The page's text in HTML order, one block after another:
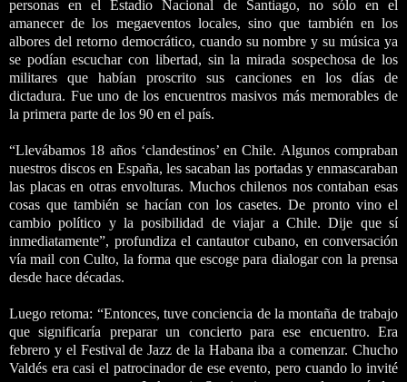
personas en el Estadio Nacional de Santiago, no sólo en el
amanecer de los megaeventos locales, sino que también en los
albores del retorno democrático, cuando su nombre y su música ya
se podían escuchar con libertad, sin la mirada sospechosa de los
militares que habían proscrito sus canciones en los días de
dictadura. Fue uno de los encuentros masivos más memorables de
la primera parte de los 90 en el país.
“Llevábamos 18 años ‘clandestinos’ en Chile. Algunos compraban
nuestros discos en España, les sacaban las portadas y enmascaraban
las placas en otras envolturas. Muchos chilenos nos contaban esas
cosas que también se hacían con los casetes. De pronto vino el
cambio político y la posibilidad de viajar a Chile. Dije que sí
inmediatamente”, profundiza el cantautor cubano, en conversación
vía mail con Culto, la forma que escoge para dialogar con la prensa
desde hace décadas.
Luego retoma: “Entonces, tuve conciencia de la montaña de trabajo
que significaría preparar un concierto para ese encuentro. Era
febrero y el Festival de Jazz de la Habana iba a comenzar. Chucho
Valdés era casi el patrocinador de ese evento, pero cuando lo invité